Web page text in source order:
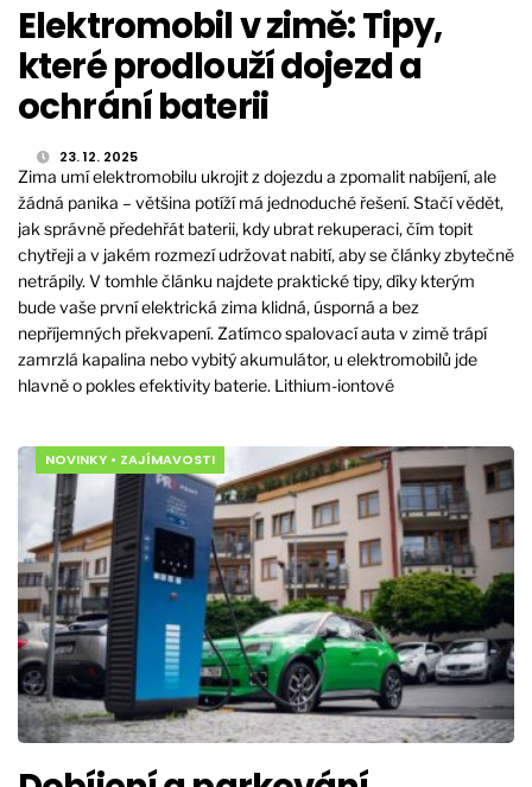
Elektromobil v zimě: Tipy,
které prodlouží dojezd a
ochrání baterii
23. 12. 2025
Zima umí elektromobilu ukrojit z dojezdu a zpomalit nabíjení, ale
žádná panika – většina potíží má jednoduché řešení. Stačí vědět,
jak správně předehřát baterii, kdy ubrat rekuperaci, čím topit
chytřeji a v jakém rozmezí udržovat nabití, aby se články zbytečně
netrápily. V tomhle článku najdete praktické tipy, díky kterým
bude vaše první elektrická zima klidná, úsporná a bez
nepříjemných překvapení. Zatímco spalovací auta v zimě trápí
zamrzlá kapalina nebo vybitý akumulátor, u elektromobilů jde
hlavně o pokles efektivity baterie. Lithium-iontové
NOVINKY • ZAJÍMAVOSTI